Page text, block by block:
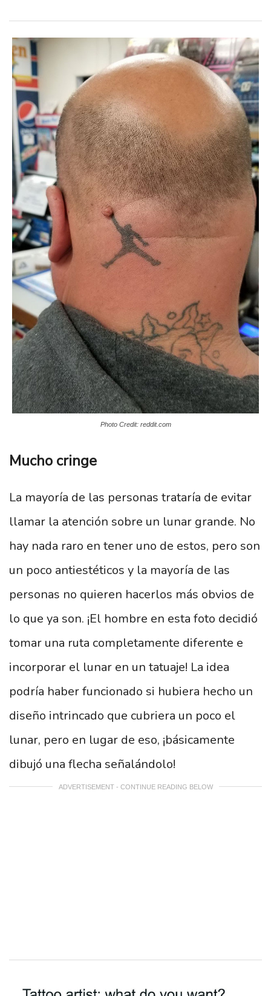
Photo Credit: reddit.com
Mucho cringe
La mayoría de las personas trataría de evitar
llamar la atención sobre un lunar grande. No
hay nada raro en tener uno de estos, pero son
un poco antiestéticos y la mayoría de las
personas no quieren hacerlos más obvios de
lo que ya son. ¡El hombre en esta foto decidió
tomar una ruta completamente diferente e
incorporar el lunar en un tatuaje! La idea
podría haber funcionado si hubiera hecho un
diseño intrincado que cubriera un poco el
lunar, pero en lugar de eso, ¡básicamente
dibujó una flecha señalándolo!
ADVERTISEMENT - CONTINUE READING BELOW